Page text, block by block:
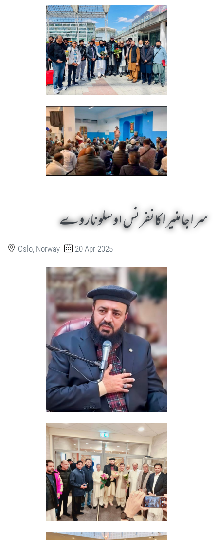
سراجا منیرا کانفرنس اوسلو ناروے
Oslo, Norway 20-Apr-2025